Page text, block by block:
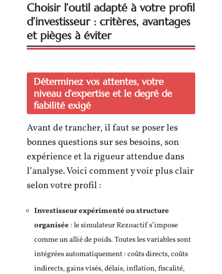
Choisir l’outil adapté à votre profil
d’investisseur : critères, avantages
et pièges à éviter
Déterminez vos attentes, votre
niveau d’expertise et le degré de
fiabilité exigé
Avant de trancher, il faut se poser les
bonnes questions sur ses besoins, son
expérience et la rigueur attendue dans
l’analyse. Voici comment y voir plus clair
selon votre profil :
Investisseur expérimenté ou structure
organisée : le simulateur Rezoactif s’impose
comme un allié de poids. Toutes les variables sont
intégrées automatiquement : coûts directs, coûts
indirects, gains visés, délais, inflation, fiscalité,